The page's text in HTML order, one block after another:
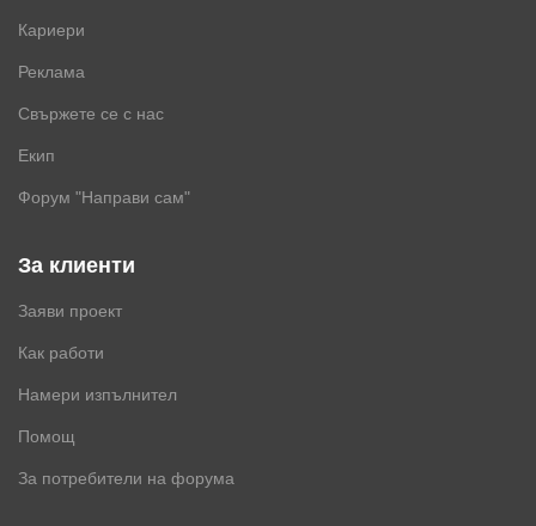
Кариери
Реклама
Свържете се с нас
Екип
Форум "Направи сам"
За клиенти
Заяви проект
Как работи
Намери изпълнител
Помощ
За потребители на форума